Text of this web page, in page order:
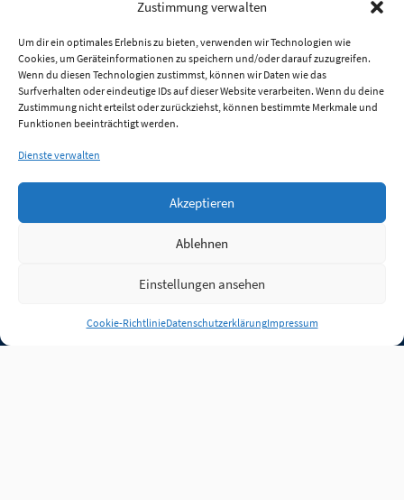
Zustimmung verwalten
Um dir ein optimales Erlebnis zu bieten, verwenden wir Technologien wie
Cookies, um Geräteinformationen zu speichern und/oder darauf zuzugreifen.
Wenn du diesen Technologien zustimmst, können wir Daten wie das
Surfverhalten oder eindeutige IDs auf dieser Website verarbeiten. Wenn du deine
Zustimmung nicht erteilst oder zurückziehst, können bestimmte Merkmale und
Funktionen beeinträchtigt werden.
Dienste verwalten
Akzeptieren
Ablehnen
Einstellungen ansehen
Cookie-RichtlinieDatenschutzerklärungImpressum
Anmelden
Jobs Partner FAQ Quellen